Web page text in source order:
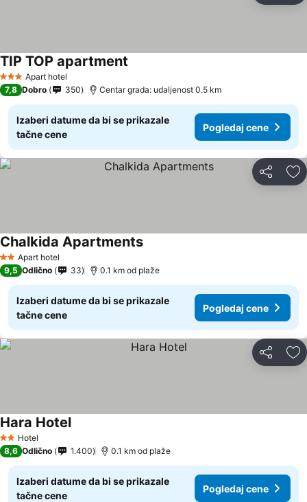
3 ZvezdiceApart hotel
TIP TOP apartment
7,8 Dobro 350 Centar grada: udaljenost 0.5 km
Izaberi datume da bi se prikazale
tačne cene
Pogledaj cene
Deli
2 Zvezdice
Apart hotel
Chalkida Apartments
9,5 Odlično 33 0.1 km od plaže
Izaberi datume da bi se prikazale
tačne cene
Pogledaj cene
Deli
2 Zvezdice
Hotel
Hara Hotel
8,6 Odlično 1.400 0.1 km od plaže
Izaberi datume da bi se prikazale
tačne cene
Pogledaj cene